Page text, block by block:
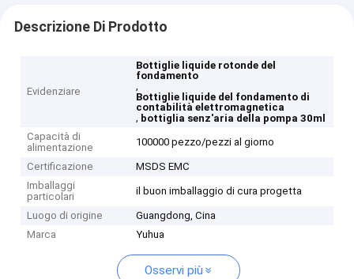
Descrizione Di Prodotto
Evidenziare
Bottiglie liquide rotonde del
fondamento
,
Bottiglie liquide del fondamento di
contabilità elettromagnetica
, bottiglia senz'aria della pompa 30ml
Capacità di
alimentazione
100000 pezzo/pezzi al giorno
Certificazione
MSDS EMC
Imballaggi
particolari
il buon imballaggio di cura progetta
Luogo di origine
Guangdong, Cina
Marca
Yuhua
Osservi più